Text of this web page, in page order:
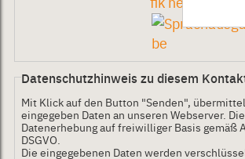
Datenschutzhinweis zu diesem
Mit Klick auf den Button "Senden",
eingegeben Daten an unseren Webserver.
Datenerhebung auf freiwilliger Basis gemäß
DSGVO.
Die eingegebenen Daten werden